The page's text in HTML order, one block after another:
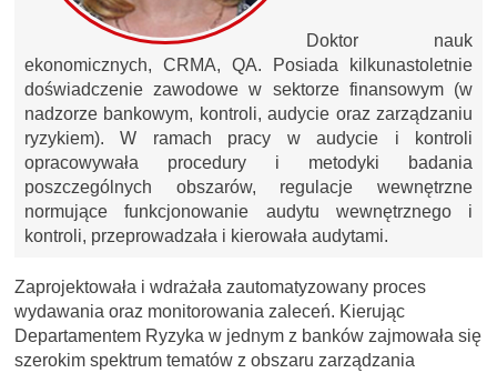
Doktor nauk
ekonomicznych, CRMA, QA. Posiada kilkunastoletnie
doświadczenie zawodowe w sektorze finansowym (w
nadzorze bankowym, kontroli, audycie oraz zarządzaniu
ryzykiem). W ramach pracy w audycie i kontroli
opracowywała procedury i metodyki badania
poszczególnych obszarów, regulacje wewnętrzne
normujące funkcjonowanie audytu wewnętrznego i
kontroli, przeprowadzała i kierowała audytami.
Zaprojektowała i wdrażała zautomatyzowany proces
wydawania oraz monitorowania zaleceń. Kierując
Departamentem Ryzyka w jednym z banków zajmowała się
szerokim spektrum tematów z obszaru zarządzania